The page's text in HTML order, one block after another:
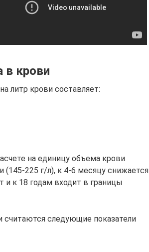
в крови
литр крови составляет:
на единицу объема крови
(145-225 г/л), к 4-6 месяцу снижается
и к 18 годам входит в границы
следующие показатели